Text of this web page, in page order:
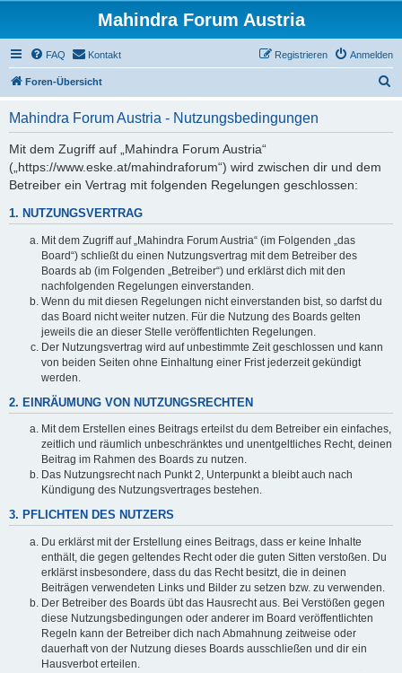
Mahindra Forum Austria
FAQ Kontakt Anmelden
Registrieren
Foren-Übersicht
Mahindra Forum Austria - Nutzungsbedingungen
Mit dem Zugriff auf „Mahindra Forum Austria“
(„https://www.eske.at/mahindraforum“) wird zwischen dir und dem
Betreiber ein Vertrag mit folgenden Regelungen geschlossen:
1. NUTZUNGSVERTRAG
Mit dem Zugriff auf „Mahindra Forum Austria“ (im Folgenden „das
Board“) schließt du einen Nutzungsvertrag mit dem Betreiber des
Boards ab (im Folgenden „Betreiber“) und erklärst dich mit den
nachfolgenden Regelungen einverstanden.
Wenn du mit diesen Regelungen nicht einverstanden bist, so darfst du
das Board nicht weiter nutzen. Für die Nutzung des Boards gelten
jeweils die an dieser Stelle veröffentlichten Regelungen.
Der Nutzungsvertrag wird auf unbestimmte Zeit geschlossen und kann
von beiden Seiten ohne Einhaltung einer Frist jederzeit gekündigt
werden.
2. EINRÄUMUNG VON NUTZUNGSRECHTEN
Mit dem Erstellen eines Beitrags erteilst du dem Betreiber ein einfaches,
zeitlich und räumlich unbeschränktes und unentgeltliches Recht, deinen
Beitrag im Rahmen des Boards zu nutzen.
Das Nutzungsrecht nach Punkt 2, Unterpunkt a bleibt auch nach
Kündigung des Nutzungsvertrages bestehen.
3. PFLICHTEN DES NUTZERS
Du erklärst mit der Erstellung eines Beitrags, dass er keine Inhalte
enthält, die gegen geltendes Recht oder die guten Sitten verstoßen. Du
erklärst insbesondere, dass du das Recht besitzt, die in deinen
Beiträgen verwendeten Links und Bilder zu setzen bzw. zu verwenden.
Der Betreiber des Boards übt das Hausrecht aus. Bei Verstößen gegen
diese Nutzungsbedingungen oder anderer im Board veröffentlichten
Regeln kann der Betreiber dich nach Abmahnung zeitweise oder
dauerhaft von der Nutzung dieses Boards ausschließen und dir ein
Hausverbot erteilen.